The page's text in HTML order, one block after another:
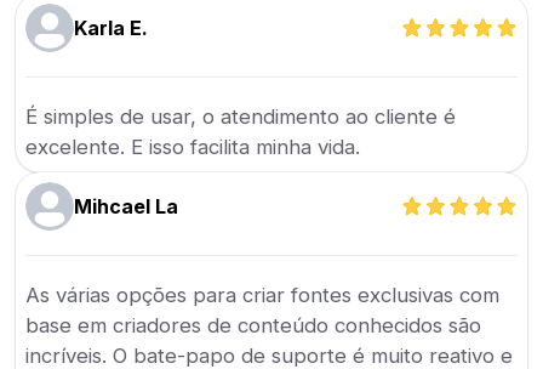
Karla E.
É simples de usar, o atendimento ao cliente é
excelente. E isso facilita minha vida.
Mihcael La
As várias opções para criar fontes exclusivas com
base em criadores de conteúdo conhecidos são
incríveis. O bate-papo de suporte é muito reativo e